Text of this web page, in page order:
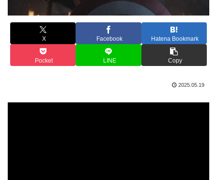
X Facebook Hatena Bookmark
Pocket LINE Copy
2025.05.19